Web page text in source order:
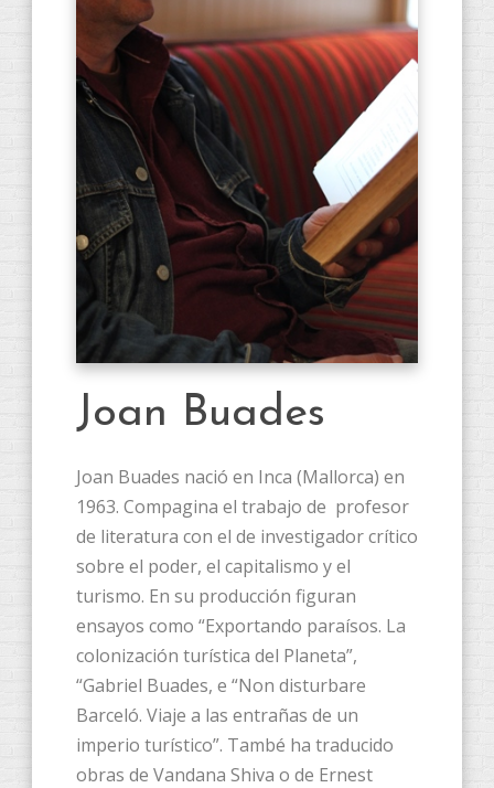
Joan Buades
Joan Buades nació en Inca (Mallorca) en
1963. Compagina el trabajo de profesor
de literatura con el de investigador crítico
sobre el poder, el capitalismo y el
turismo. En su producción figuran
ensayos como “Exportando paraísos. La
colonización turística del Planeta”,
“Gabriel Buades, e “Non disturbare
Barceló. Viaje a las entrañas de un
imperio turístico”. També ha traducido
obras de Vandana Shiva o de Ernest